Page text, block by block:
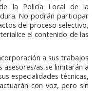
la Policía Local de la
No podrán participar
del proceso selectivo,
el contenido de las
a sus trabajos
asesores/as se limitarán a
especialidades técnicas,
con voz, pero sin